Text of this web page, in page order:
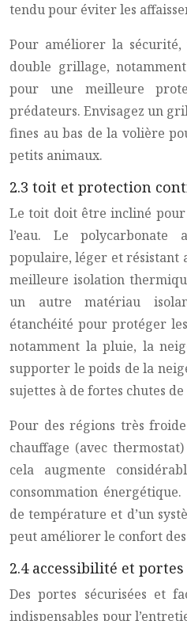
tendu pour éviter les
Pour améliorer la
double grillage,
pour une meilleure
prédateurs. Envisagez un
fines au bas de la volière
petits animaux.
2.3 toit et protection
Le toit doit être incliné pour
l’eau. Le
populaire, léger et résistant
meilleure isolation
un autre matériau
étanchéité pour protéger
notamment la pluie, la
supporter le poids de la
sujettes à de fortes chutes
Pour des régions très
chauffage (avec
cela augmente
consommation
de température et d’un
peut améliorer le confort des
2.4 accessibilité et portes
Des portes sécurisées et
indispensables pour